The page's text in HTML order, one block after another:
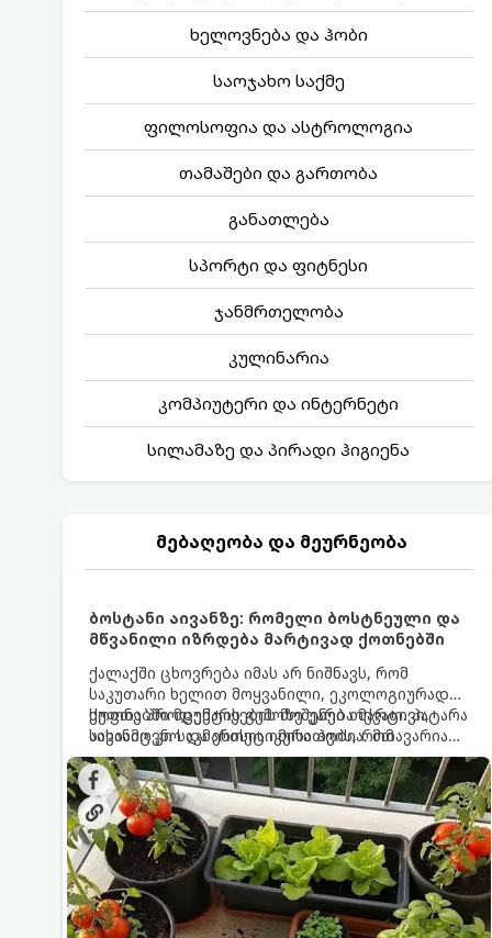
ხელოვნება და ჰობი
საოჯახო საქმე
ფილოსოფია და ასტროლოგია
თამაშები და გართობა
განათლება
სპორტი და ფიტნესი
ჯანმრთელობა
კულინარია
კომპიუტერი და ინტერნეტი
სილამაზე და პირადი ჰიგიენა
მებაღეობა და მეურნეობა
ბოსტანი აივანზე: რომელი ბოსტნეული და
მწვანილი იზრდება მარტივად ქოთნებში
ქალაქში ცხოვრება იმას არ ნიშნავს, რომ
საკუთარი ხელით მოყვანილი, ეკოლოგიურად
სუფთა პროდუქტის გემოზე უარი თქვათ. პატარა
აივანიც კი საკმარისია იმისათვის, რომ
მოიწყოთ მინი-ბოსტანი, საიდანაც
ყოველდღიურად ახალ, არომატულ მწვანილსა
და ბოსტნეულს მოკრეფთ.
ქოთნებში მცენარეების მოშენება მარტივი,
სასიამოვნო და ესთეტიკური ჰობია. მთავარია
იცოდეთ, რომელი კულტურები ეგუებიან
ქოთნის პირობებს ყველაზე კარგად და როგორ
მოუაროთ მათ სწორად.